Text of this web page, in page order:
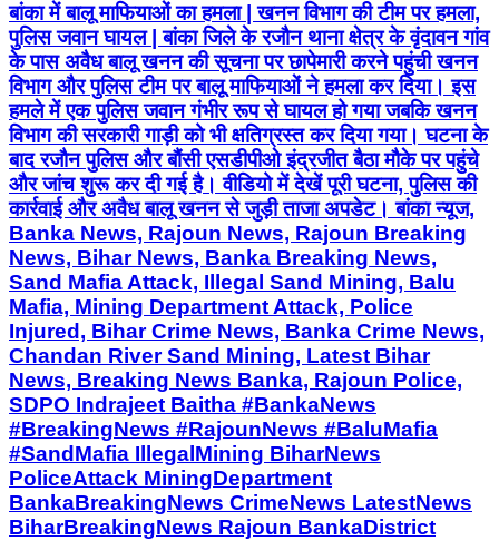
बांका में बालू माफियाओं का हमला | खनन विभाग की टीम पर हमला,
पुलिस जवान घायल | बांका जिले के रजौन थाना क्षेत्र के वृंदावन गांव
के पास अवैध बालू खनन की सूचना पर छापेमारी करने पहुंची खनन
विभाग और पुलिस टीम पर बालू माफियाओं ने हमला कर दिया। इस
हमले में एक पुलिस जवान गंभीर रूप से घायल हो गया जबकि खनन
विभाग की सरकारी गाड़ी को भी क्षतिग्रस्त कर दिया गया। घटना के
बाद रजौन पुलिस और बौंसी एसडीपीओ इंद्रजीत बैठा मौके पर पहुंचे
और जांच शुरू कर दी गई है। वीडियो में देखें पूरी घटना, पुलिस की
कार्रवाई और अवैध बालू खनन से जुड़ी ताजा अपडेट। बांका न्यूज,
Banka News, Rajoun News, Rajoun Breaking
News, Bihar News, Banka Breaking News,
Sand Mafia Attack, Illegal Sand Mining, Balu
Mafia, Mining Department Attack, Police
Injured, Bihar Crime News, Banka Crime News,
Chandan River Sand Mining, Latest Bihar
News, Breaking News Banka, Rajoun Police,
SDPO Indrajeet Baitha #BankaNews
#BreakingNews #RajounNews #BaluMafia
#SandMafia IllegalMining BiharNews
PoliceAttack MiningDepartment
BankaBreakingNews CrimeNews LatestNews
BiharBreakingNews Rajoun BankaDistrict